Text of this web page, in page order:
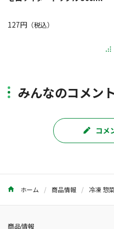
127円 （税込）
みんなのコメント
コメ
ホーム 商品情報 冷凍 惣菜
商品情報